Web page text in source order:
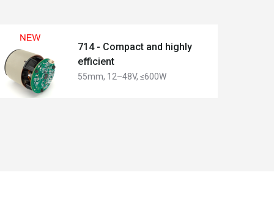
714 - Compact and highly
efficient
55mm, 12–48V, ≤600W